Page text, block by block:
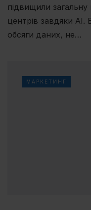
підвищили загальну
центрів завдяки AI.
обсяги даних, не…
МАРКЕТИНГ